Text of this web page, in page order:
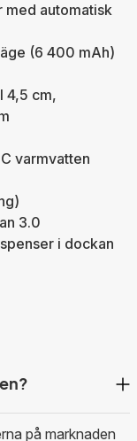
med automatisk
(6 400 mAh)
4,5 cm,
varmvatten
3.0
i dockan
på marknaden